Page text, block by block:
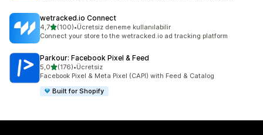
wetracked.io Connect
4,75 yıldız üzerinden
(100)
toplam 100 değerlendirme
•Ücretsiz deneme kullanılabilir
Connect your store to the wetracked.io ad tracking platform
Parkour: Facebook Pixel & Feed
5,05 yıldız üzerinden
(176)
toplam 176 değerlendirme
•Ücretsiz
Facebook Pixel & Meta Pixel (CAPI) with Feed & Catalog
Built for Shopify